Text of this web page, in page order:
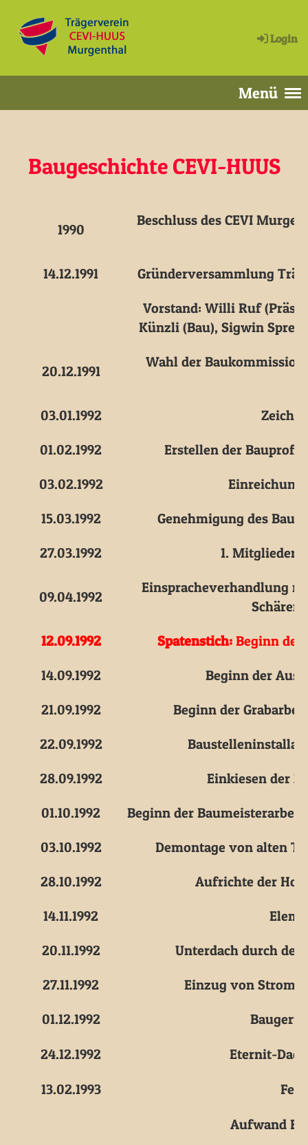
Login
Menü
Baugeschichte CEVI-HUUS
1990
Beschluss des CEVI
14.12.1991 Gründerversammlung
Vorstand: Willi Ruf
Künzli (Bau), Sigwin
20.12.1991
Wahl der
03.01.1992
01.02.1992 Erstellen der
03.02.1992 Einreichung
15.03.1992 Genehmigung des
27.03.1992 1.
09.04.1992
Einspracheverhandlung
Schärer,
12.09.1992 Spatenstich: Beginn der
14.09.1992 Beginn der
21.09.1992 Beginn der
22.09.1992
28.09.1992 Einkiesen der
01.10.1992 Beginn der
03.10.1992 Demontage von alten
28.10.1992 Aufrichte der
14.11.1992
20.11.1992 Unterdach durch
27.11.1992 Einzug von Strom
01.12.1992
24.12.1992 Eternit-
13.02.1993
Aufwand